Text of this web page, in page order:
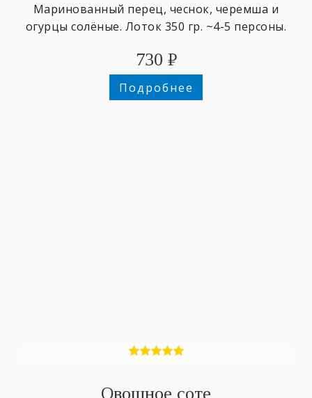
Маринованный перец, чеснок, черемша и
огурцы солёные. Лоток 350 гр. ~4-5 персоны.
730 ₽
Подробнее
Овощное соте